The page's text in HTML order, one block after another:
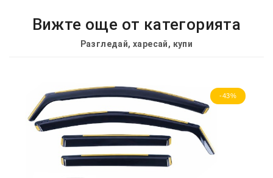
Вижте още от категорията
Разгледай, харесай, купи
-43%